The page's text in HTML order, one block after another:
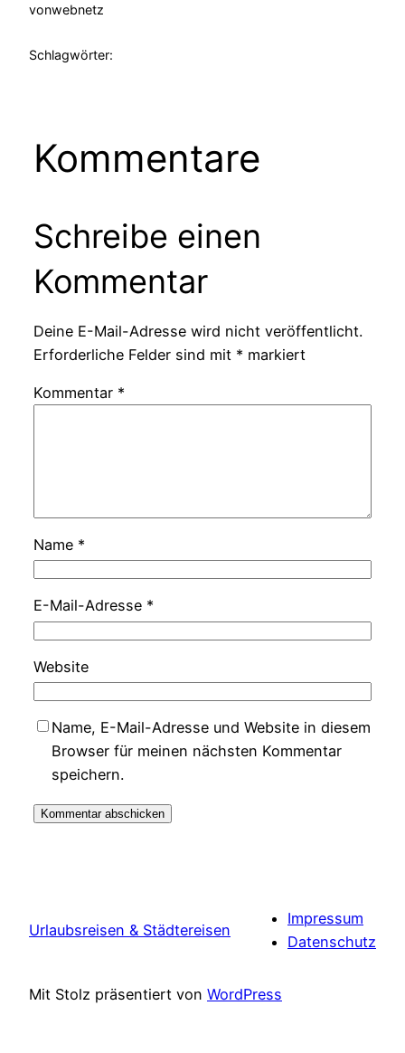
vonwebnetz
Schlagwörter:
Kommentare
Schreibe einen
Kommentar
Deine E-Mail-Adresse wird nicht veröffentlicht.
Erforderliche Felder sind mit * markiert
Kommentar *
Name *
E-Mail-Adresse *
Website
Name, E-Mail-Adresse und Website in diesem
Browser für meinen nächsten Kommentar
speichern.
Urlaubsreisen & Städtereisen
Impressum
Datenschutz
Mit Stolz präsentiert von WordPress